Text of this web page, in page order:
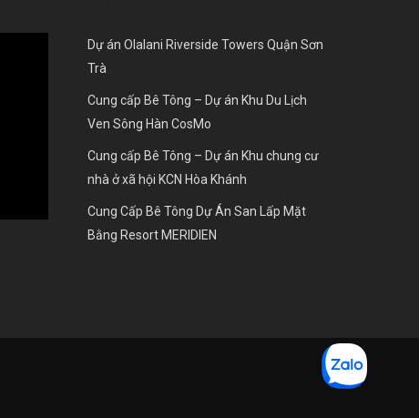
Dự án Olalani Riverside Towers Quận Sơn
Trà
Cung cấp Bê Tông – Dự án Khu Du Lịch
Ven Sông Hàn CosMo
Cung cấp Bê Tông – Dự án Khu chung cư
nhà ở xã hội KCN Hòa Khánh
Cung Cấp Bê Tông Dự Án San Lấp Mặt
Bằng Resort MERIDIEN